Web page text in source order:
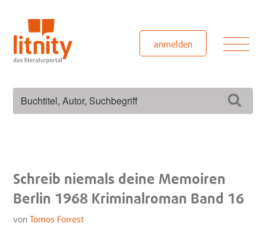
springen
anmelden
Schreib niemals deine Memoiren
Berlin 1968 Kriminalroman Band 16
vonTomos Forrest